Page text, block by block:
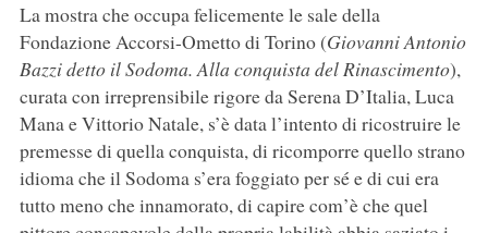
La mostra che occupa felicemente le sale della
Fondazione Accorsi-Ometto di Torino (Giovanni Antonio
Bazzi detto il Sodoma. Alla conquista del Rinascimento),
curata con irreprensibile rigore da Serena D’Italia, Luca
Mana e Vittorio Natale, s’è data l’intento di ricostruire le
premesse di quella conquista, di ricomporre quello strano
idioma che il Sodoma s’era foggiato per sé e di cui era
tutto meno che innamorato, di capire com’è che quel